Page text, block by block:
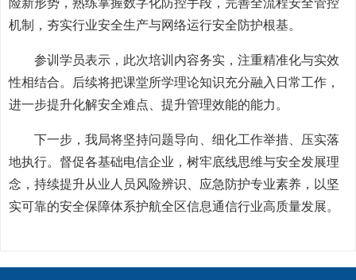
险新形势，熟练掌握数字化防控手段，完善全流程安全管控
机制，夯实行业安全生产与网络运行安全防护根基。
参训学员表示，此次培训内容务实，注重精准化与实效
性相结合。后续将把课堂所学理论知识充分融入日常工作，
进一步提升化解安全难点、提升管理效能的能力。
下一步，我局将坚持问题导向、细化工作举措、压实落
地执行。督促各基础电信企业，树牢底线思维与安全发展理
念，持续提升从业人员风险辨识、应急防护专业素养，以坚
实可靠的安全保障体系护航全区信息通信行业高质量发展。